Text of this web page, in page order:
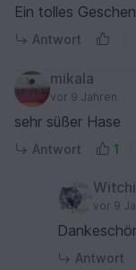
Ein tolles
Antwort
mikala
vor 9 Jahren
sehr süßer Hase
Antwort 1
vor 9
Antwort